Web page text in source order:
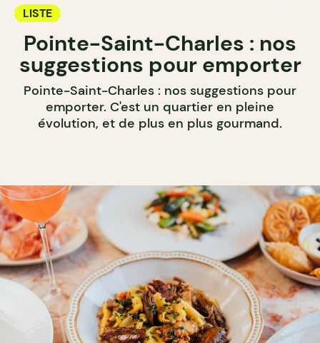
LISTE
Pointe-Saint-Charles : nos
suggestions pour emporter
Pointe-Saint-Charles : nos suggestions pour
emporter. C'est un quartier en pleine
évolution, et de plus en plus gourmand.